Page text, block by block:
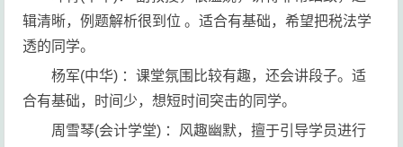
辑清晰，例题解析很到位 。适合有基础，希望把税法学
透的同学。
杨军(中华) ：课堂氛围比较有趣，还会讲段子。适
合有基础，时间少，想短时间突击的同学。
周雪琴(会计学堂) ：风趣幽默，擅于引导学员进行